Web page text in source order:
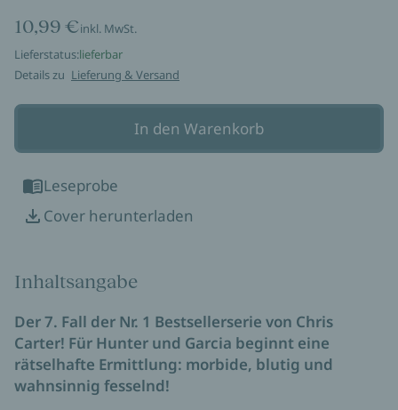
10,99 €inkl. MwSt.
Lieferstatus:lieferbar
Details zu Lieferung & Versand
In den Warenkorb
Leseprobe
Cover herunterladen
Inhaltsangabe
Der 7. Fall der Nr. 1 Bestsellerserie von Chris
Carter! Für Hunter und Garcia beginnt eine
rätselhafte Ermittlung: morbide, blutig und
wahnsinnig fesselnd!